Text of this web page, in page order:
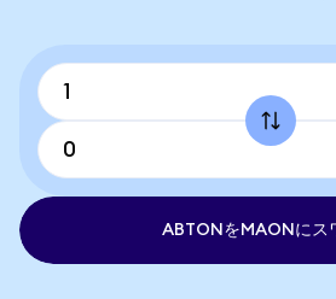
ABTONをMAONにス